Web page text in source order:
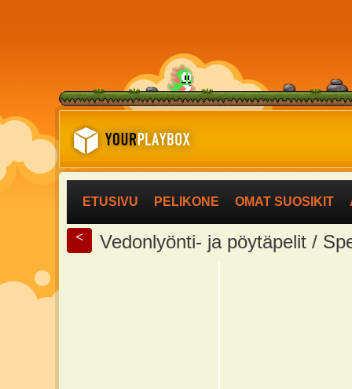
ETUSIVU PELIKONE OMAT SUOSIKIT
< Vedonlyönti- ja pöytäpelit /